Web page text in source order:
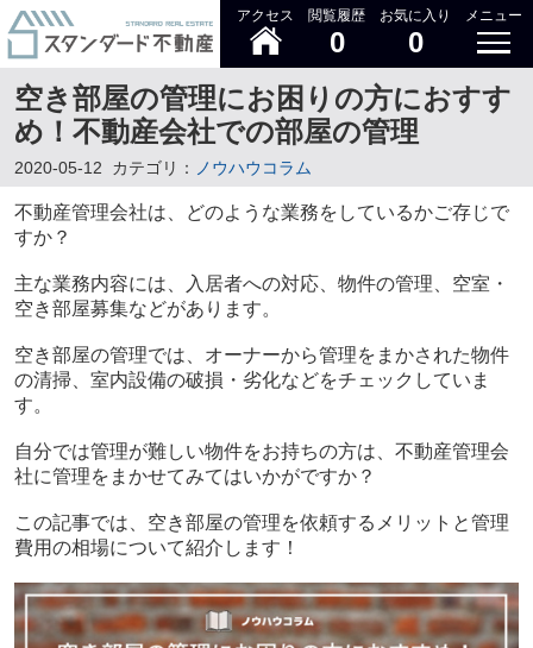
アクセス 閲覧履歴
0
お気に入り
0
メニュー
空き部屋の管理にお困りの方におすす
め！不動産会社での部屋の管理
2020-05-12 カテゴリ： ノウハウコラム
不動産管理会社は、どのような業務をしているかご存じで
すか？
主な業務内容には、入居者への対応、物件の管理、空室・
空き部屋募集などがあります。
空き部屋の管理では、オーナーから管理をまかされた物件
の清掃、室内設備の破損・劣化などをチェックしていま
す。
自分では管理が難しい物件をお持ちの方は、不動産管理会
社に管理をまかせてみてはいかがですか？
この記事では、空き部屋の管理を依頼するメリットと管理
費用の相場について紹介します！